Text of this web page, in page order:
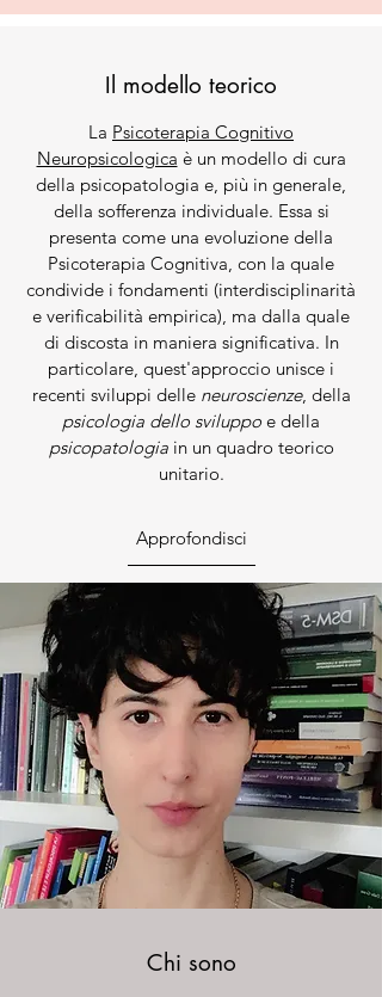
Il modello teorico
La Psicoterapia Cognitivo
Neuropsicologica è un modello di cura
della psicopatologia e, più in generale,
della sofferenza individuale. Essa si
presenta come una evoluzione della
Psicoterapia Cognitiva, con la quale
condivide i fondamenti (interdisciplinarità
e verificabilità empirica), ma dalla quale
di discosta in maniera significativa. In
particolare, quest'approccio unisce i
recenti sviluppi delle neuroscienze, della
psicologia dello sviluppo e della
psicopatologiain un quadro teorico
unitario.
Approfondisci
Chi sono